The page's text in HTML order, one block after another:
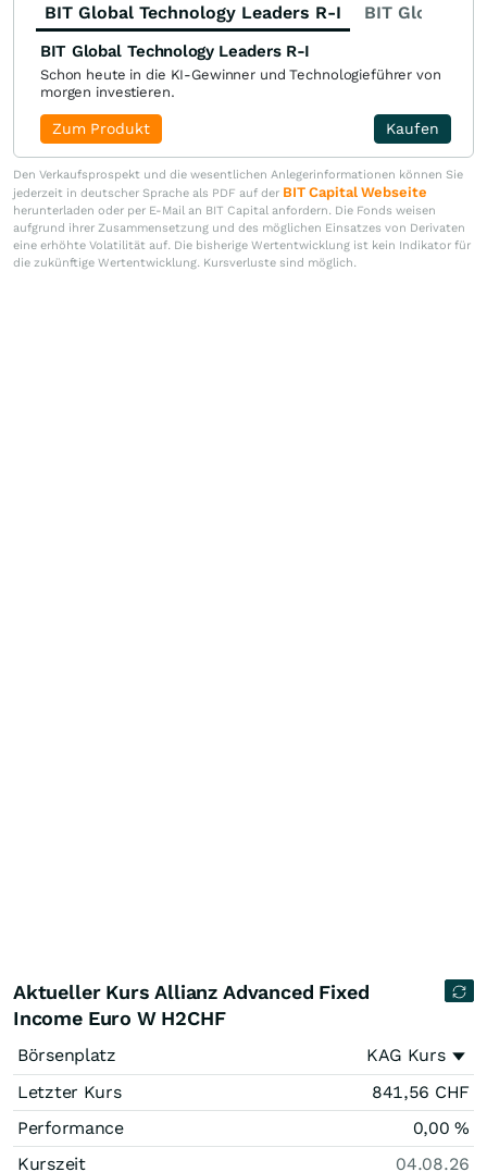
BIT Global Technology Leaders R-I BIT Global
BIT Global Technology Leaders R-I
Schon heute in die KI-Gewinner und Technologieführer von
morgen investieren.
Kaufen
Zum Produkt
Den Verkaufsprospekt und die wesentlichen Anlegerinformationen können Sie
jederzeit in deutscher Sprache als PDF auf der BIT Capital Webseite
herunterladen oder per E-Mail an BIT Capital anfordern. Die Fonds weisen
aufgrund ihrer Zusammensetzung und des möglichen Einsatzes von Derivaten
eine erhöhte Volatilität auf. Die bisherige Wertentwicklung ist kein Indikator für
die zukünftige Wertentwicklung. Kursverluste sind möglich.
Aktueller Kurs Allianz Advanced Fixed
Income Euro W H2CHF
Börsenplatz
KAG Kurs
Letzter Kurs
841,56 CHF
Performance
0,00%
Kurszeit
04.08.26